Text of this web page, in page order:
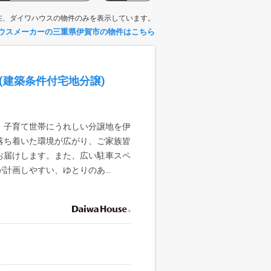
、ダイワハウスの物件のみを表示しています。
スメーカーの三重県伊賀市の物件はこちら
築条件付宅地分譲)
育て世帯にうれしい分譲地を伊
着いた環境が広がり、ご家族皆
けします。また、広い駐車スペ
画しやすい、ゆとりのあ...